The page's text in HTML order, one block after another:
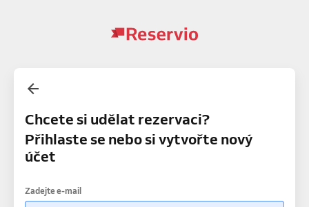
Chcete si udělat rezervaci?
Přihlaste se nebo si vytvořte nový
účet
Zadejte e-mail